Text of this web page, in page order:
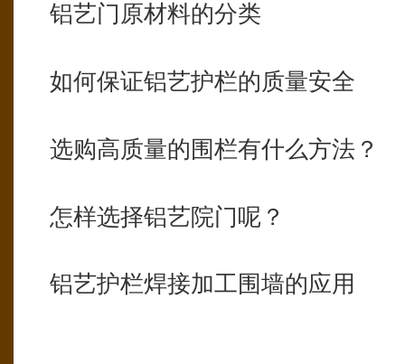
铝艺门原材料的分类
如何保证铝艺护栏的质量安全
选购高质量的围栏有什么方法？
怎样选择铝艺院门呢？
铝艺护栏焊接加工围墙的应用